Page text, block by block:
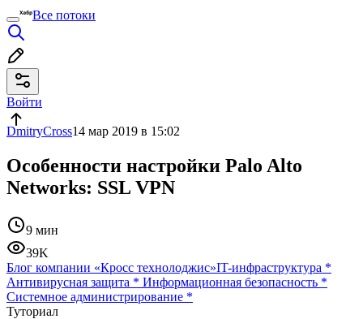
Все потоки
Войти
DmitryCross14 мар 2019 в 15:02
Особенности настройки Palo Alto
Networks: SSL VPN
9 мин
39K
Блог компании «Кросс технолоджис»IT-инфраструктура *
Антивирусная защита * Информационная безопасность *
Системное администрирование *
Туториал